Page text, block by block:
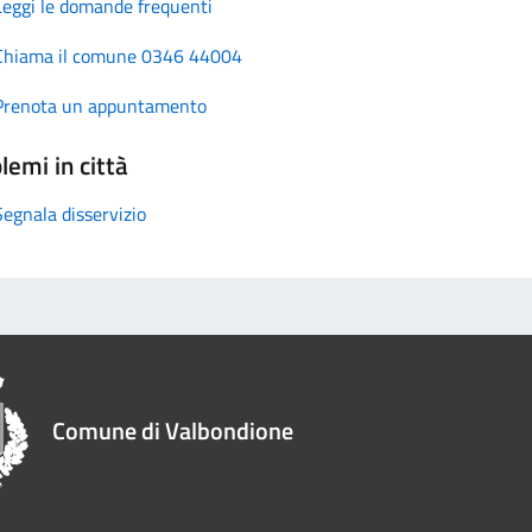
il comune 0346 44004
un appuntamento
in città
disservizio
Comune di Valbondione